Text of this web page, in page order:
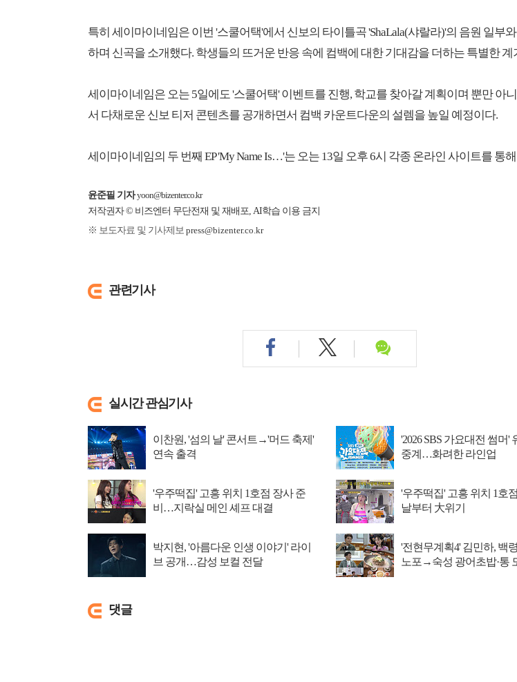
특히 세이마이네임은 이번 '스쿨어택'에서 신보의 타이틀곡 'ShaLala(샤랄라)'의 음원 일부
하며 신곡을 소개했다. 학생들의 뜨거운 반응 속에 컴백에 대한 기대감을 더하는 특별한 계
세이마이네임은 오는 5일에도 '스쿨어택' 이벤트를 진행, 학교를 찾아갈 계획이며 뿐만 아
서 다채로운 신보 티저 콘텐츠를 공개하면서 컴백 카운트다운의 설렘을 높일 예정이다.
세이마이네임의 두 번째 EP 'My Name Is…'는 오는 13일 오후 6시 각종 온라인 사이트를 통
윤준필 기자 yoon@bizenter.co.kr
저작권자 © 비즈엔터 무단전재 및 재배포, AI학습 이용 금지
※ 보도자료 및 기사제보 press@bizenter.co.kr
관련기사
실시간 관심기사
이찬원, '섬의 날' 콘서트→'머드 축제'
연속 출격
'2026 SBS 가요대전 썸머'
중계…화려한 라인업
'우주떡집' 고흥 위치 1호점 장사 준
비…지락실 메인 셰프 대결
'우주떡집' 고흥 위치 1호
날부터 大위기
박지현, '아름다운 인생 이야기' 라이
브 공개…감성 보컬 전달
'전현무계획4' 김민하, 백
노포→숙성 광어초밥·통
댓글